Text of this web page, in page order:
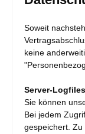
Soweit
keine
Server-Logfiles
Sie können
Bei jedem
gespeichert.